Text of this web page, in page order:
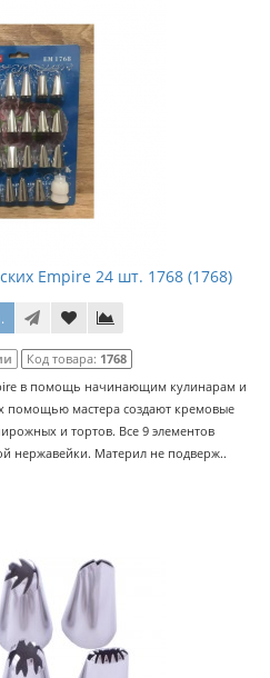
Empire 24 шт. 1768 (1768)
Код товара: 1768
в помощь начинающим кулинарам и
помощью мастера создают кремовые
и тортов. Все 9 элементов
нержавейки. Материл не подверж..